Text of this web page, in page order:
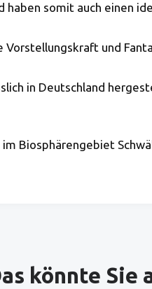
somit auch einen
und
in Deutschland
Biosphärengebiet
könnte Sie